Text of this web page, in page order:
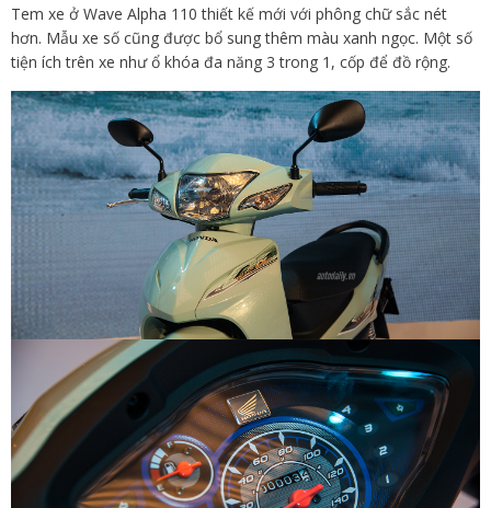
Tem xe ở Wave Alpha 110 thiết kế mới với phông chữ sắc nét
hơn. Mẫu xe số cũng được bổ sung thêm màu xanh ngọc. Một số
tiện ích trên xe như ổ khóa đa năng 3 trong 1, cốp để đồ rộng.